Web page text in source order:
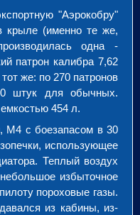
"Аэрокобру"
крыле (именно те же,
одна -
патрон калибра 7,62
же: по 270 патронов
штук для обычных.
454 л.
М4 с боезапасом в 30
использующее
Теплый воздух
избыточное
пороховые газы.
из кабины, из-